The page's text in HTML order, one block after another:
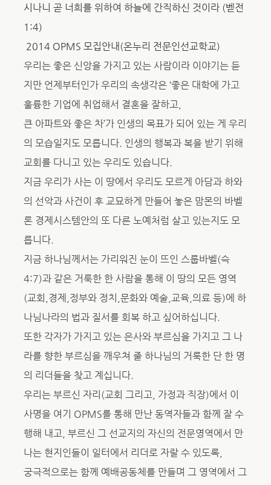
시나니 곧 너희를 위하여 하늘에 간직하신 것이라 (벧전
1:4)
2014 OPMS 모집안내(온누리 전문인선교학교)
우리는 좋은 신앙을 가지고 있는 사람이라 이야기는 듣
지만 언제부터인가 우리의 속생각은 ‘좋은 대학에 가고
훌륭한 기업에 취업해서 결혼을 잘하고,
큰 아파트와 좋은 차’가 인생의 목표가 되어 있는 게 우리
의 모습일지도 모릅니다. 인생의 행복과 복을 받기 위해
교회를 다니고 있는 우리도 있습니다.
지금 우리가 사는 이 땅에서 우리도 모르게 아담과 하와
의 선악과 사건이 후 교묘하게 만들어 놓은 맘몬의 바벨
론 경제시스템안의 또 다른 노예처럼 살고 있는지도 모
릅니다.
지금 하나님께서는 가리워진 눈이 뜨인 스룹바벨(슥
4:7)과 같은 거룩한 한 사람을 통해 이 땅의 모든 영역
(교회,경제,정부와 정치,문화와 예술,교육,의료 등)에 하
나님나라의 법과 질서를 회복 하고 싶어하십니다.
또한 각자가 가지고 있는 은사와 부르심을 가지고 그 나
라를 향한 부르심을 깨우쳐 줄 하나님의 거룩한 단 한 명
의 리더들을 찾고 계십니다.
우리는 부르신 자리(교회 그리고, 가정과 직장)에서 이
사명을 여기 OPMS를 통해 만난 동역자들과 함께 잘 수
행해 내고, 부르신 그 선교지의 자신의 전문영역에서 만
나는 현지인들이 일터에서 리더로 자랄 수 있도록,
궁극적으로는 함께 예배공동체를 만들며 그 영역에서 그